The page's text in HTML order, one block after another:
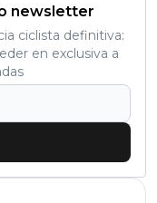
newsletter
ciclista definitiva:
en exclusiva a